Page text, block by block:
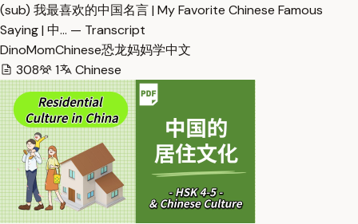
(sub) 我最喜欢的中国名言 | My Favorite Chinese Famous
Saying | 中… — Transcript
DinoMomChinese恐龙妈妈学中文
308
1 Chinese